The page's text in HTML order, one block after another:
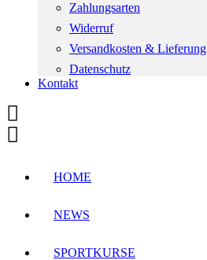
Zahlungsarten
Widerruf
Versandkosten & Lieferung
Datenschutz
Kontakt
HOME
NEWS
SPORTKURSE